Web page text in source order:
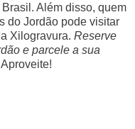
Além disso, quem
do Jordão pode visitar
Xilogravura.Reserve
e parcele a sua
Aproveite!